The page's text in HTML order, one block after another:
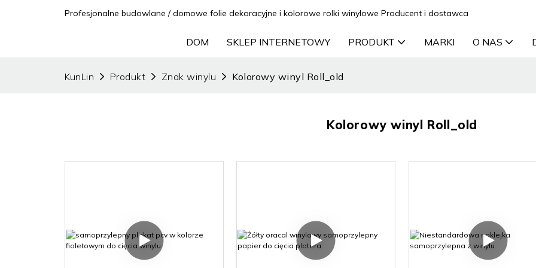
Profesjonalne budowlane / domowe folie dekoracyjne i kolorowe rolki winylowe Producent i dostawca
DOM SKLEP INTERNETOWY PRODUKT MARKI O NAS
KunLin Produkt Znak winylu Kolorowy winyl Roll_old
Kolorowy winyl Roll_old